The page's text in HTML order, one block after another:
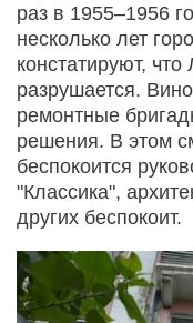
раз в 1955–1956
несколько лет
констатируют,
разрушается.
ремонтные
решения. В этом
беспокоится
"Классика",
других беспокоит.